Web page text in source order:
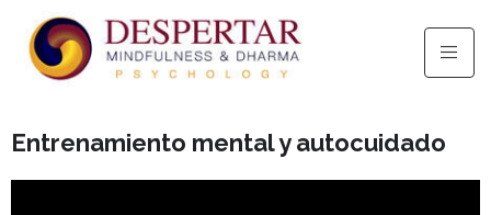
Entrenamiento mental y autocuidado